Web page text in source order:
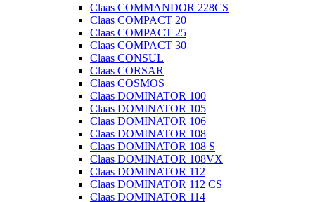
Claas COMMANDOR 228CS
Claas COMPACT 20
Claas COMPACT 25
Claas COMPACT 30
Claas CONSUL
Claas CORSAR
Claas COSMOS
Claas DOMINATOR 100
Claas DOMINATOR 105
Claas DOMINATOR 106
Claas DOMINATOR 108
Claas DOMINATOR 108 S
Claas DOMINATOR 108VX
Claas DOMINATOR 112
Claas DOMINATOR 112 CS
Claas DOMINATOR 114